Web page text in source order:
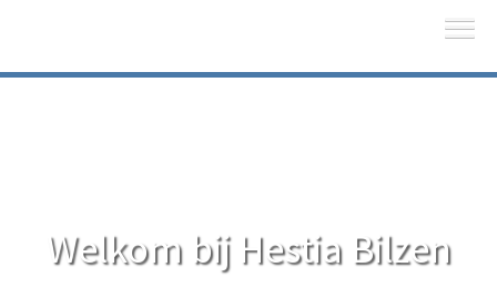
Welkom bij Hestia Bilzen